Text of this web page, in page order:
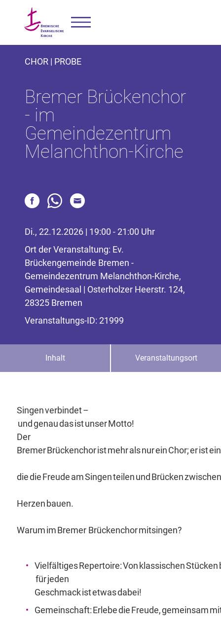
CHOR | PROBE
Bremer Brückenchor
- im
Gemeindezentrum
Melanchthon-Kirche
Di., 22.12.2026 | 19:00 - 21:00 Uhr
Ort der Veranstaltung: Ev.
Brückengemeinde Bremen -
Gemeindezentrum Melanchthon-Kirche,
Gemeindesaal | Osterholzer Heerstr. 124,
28325 Bremen
Veranstaltungs-ID: 21999
Inhalt Veranstaltungsort
Singen verbindet –
und genau das ist unser Motto!
Der
Bremer Brückenchor ist mehr als nur ein Chor; er ist
die die Freude am Singen teilen und Brücken
Herzen bauen.
Warum im Bremer Brückenchor mitsingen?
Vielfältiges Repertoire: Von klassischen Stücken
für jeden
Geschmack ist etwas dabei!
Gemeinschaft: Erlebe die Freude, gemeinsam